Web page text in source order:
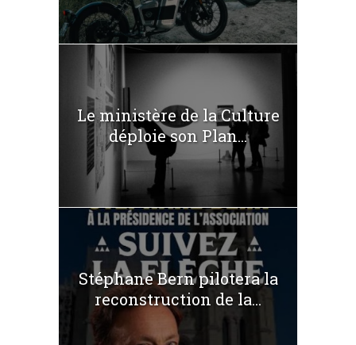
Le ministère de la Culture
déploie son Plan...
Stéphane Bern pilotera la
reconstruction de la...